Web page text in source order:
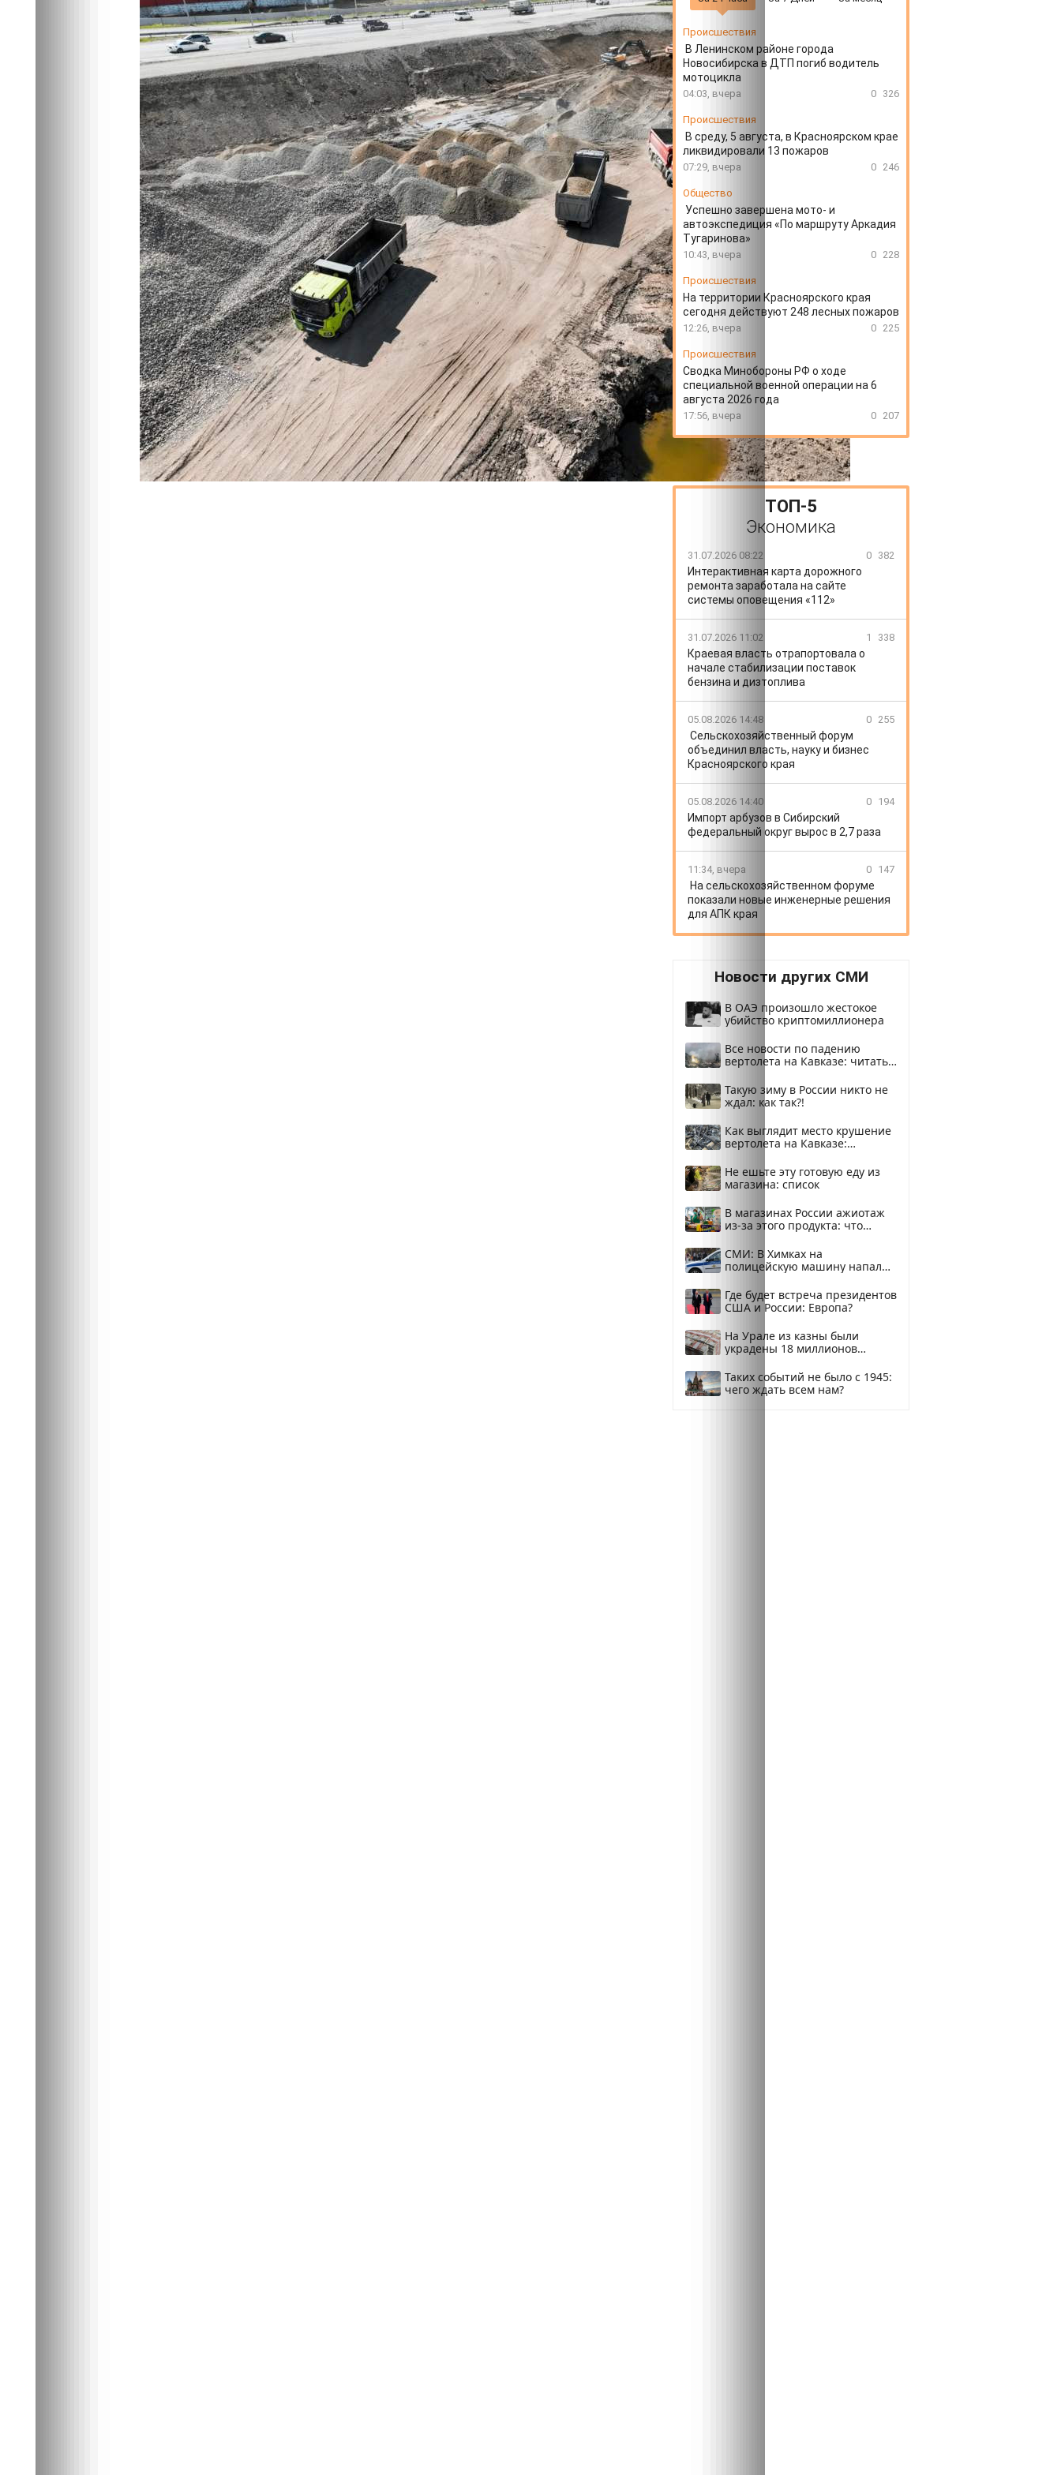
перехода
Экономика
09.06.2026 12:04323
Происшествия
В Ленинском районе города
Новосибирска в ДТП погиб водитель
мотоцикла
04:03, вчера 0 326
Происшествия
В среду, 5 августа, в Красноярском крае
ликвидировали 13 пожаров
07:29, вчера 0 246
Общество
Успешно завершена мото- и
автоэкспедиция «По маршруту Аркадия
Тугаринова»
10:43, вчера 0 228
Происшествия
На территории Красноярского края
сегодня действуют 248 лесных пожаров
12:26, вчера 0 225
Происшествия
Сводка Минобороны РФ о ходе
специальной военной операции на 6
августа 2026 года
17:56, вчера 0 207
ТОП-5
Экономика
31.07.2026 08:22 0 382
Интерактивная карта дорожного
ремонта заработала на сайте
системы оповещения «112»
31.07.2026 11:02 1 338
Краевая власть отрапортовала о
начале стабилизации поставок
бензина и дизтоплива
05.08.2026 14:48 0 255
Сельскохозяйственный форум
объединил власть, науку и бизнес
Красноярского края
05.08.2026 14:40 0 194
Импорт арбузов в Сибирский
федеральный округ вырос в 2,7 раза
11:34, вчера 0 147
На сельскохозяйственном форуме
показали новые инженерные решения
для АПК края
Новости других СМИ
В ОАЭ произошло жестокое
убийство криптомиллионера
Все новости по падению
вертолета на Кавказе: читать
Такую зиму в России никто не
ждал: как так?!
Как выглядит место крушение
вертолета на Кавказе:
Не ешьте эту готовую еду из
магазина: список
В магазинах России ажиотаж
из-за этого продукта: что
СМИ: В Химках на
полицейскую машину напали
Где будет встреча президентов
США и России: Европа?
На Урале из казны были
украдены 18 миллионов
Таких событий не было с 1945:
чего ждать всем нам?